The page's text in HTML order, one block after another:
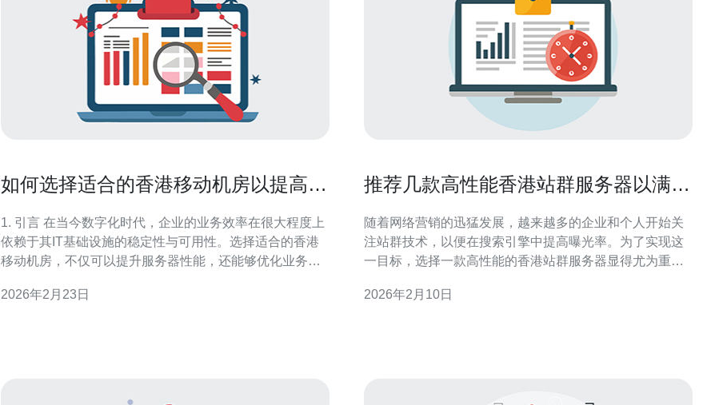
如何选择适合的香港移动机房以提高业
1. 引言 在当今数字化时代，企业的业务效率在很大程度上
依赖于其IT基础设施的稳定性与可用性。选择适合的香港
移动机房，不仅可以提升服务器性能，还能够优化业务运
关的实例与数据支持。 2. 了解移动机房的基本概念 移动机
2026年2月23日
推荐几款高性能香港站群服务器以满足
随着网络营销的迅猛发展，越来越多的企业和个人开始关
注站群技术，以便在搜索引擎中提高曝光率。为了实现这
一目标，选择一款高性能的香港站群服务器显得尤为重
的需求。 高性能香港站群服务器有哪些特点？ 选择高性能
2026年2月10日